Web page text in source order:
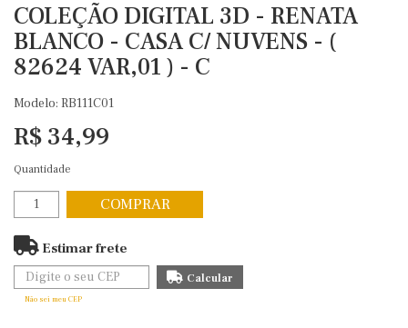
COLEÇÃO DIGITAL 3D - RENATA
BLANCO - CASA C/ NUVENS - (
82624 VAR,01 ) - C
Modelo: RB111C01
R$ 34,99
Quantidade
COMPRAR
Estimar frete
Não sei meu CEP